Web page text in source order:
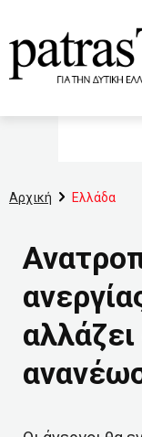
Αρχική Ελλάδα